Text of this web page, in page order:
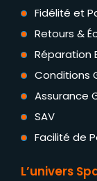
Fidélité et
Retours &
Réparation
Conditions
Assurance
SAV
Facilité de
L’univers